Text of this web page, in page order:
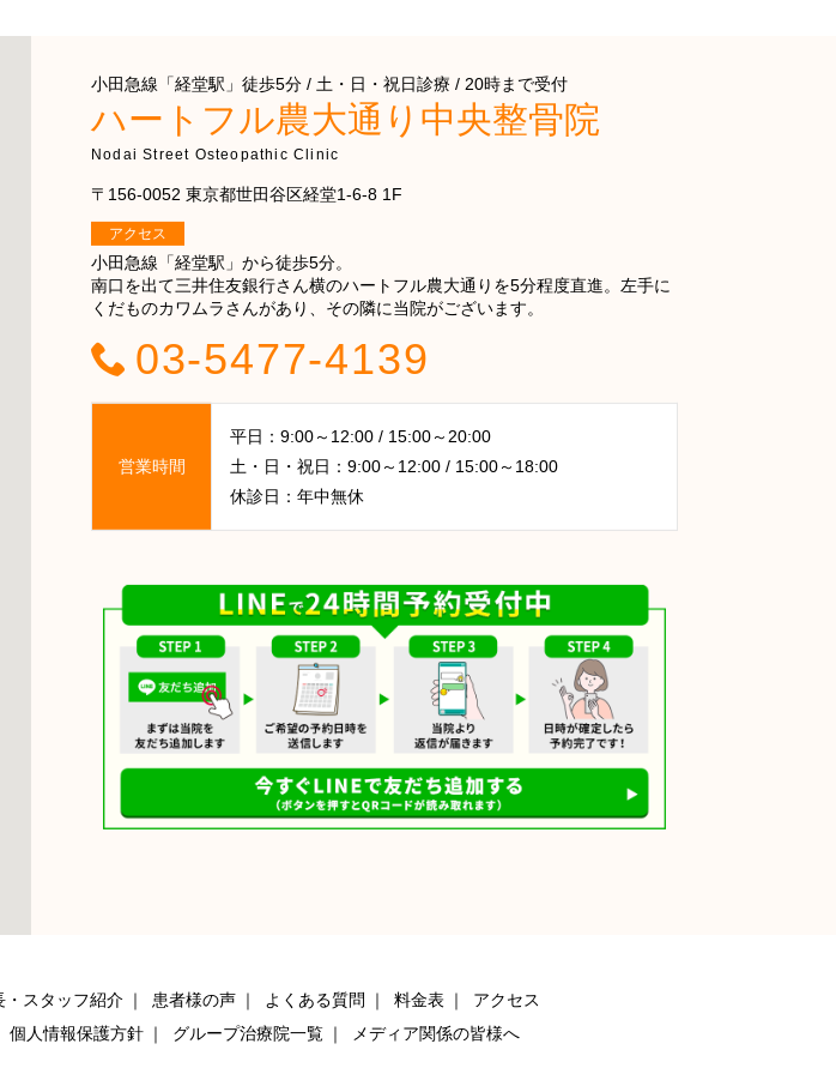
小田急線「経堂駅」徒歩5分 / 土・日・祝日診療 / 20時まで受付
ハートフル農大通り中央整骨院
Nodai Street Osteopathic Clinic
〒156-0052 東京都世田谷区経堂1-6-8 1F
アクセス
小田急線「経堂駅」から徒歩5分。
南口を出て三井住友銀行さん横のハートフル農大通りを5分程度直進。左手に
くだものカワムラさんがあり、その隣に当院がございます。
03-5477-4139
営業時間
平日：9:00～12:00 / 15:00～20:00
土・日・祝日：9:00～12:00 / 15:00～18:00
休診日：年中無休
・スタッフ紹介 患者様の声 よくある質問 料金表
アクセス
個人情報保護方針 グループ治療院一覧 メディア関係の皆様へ